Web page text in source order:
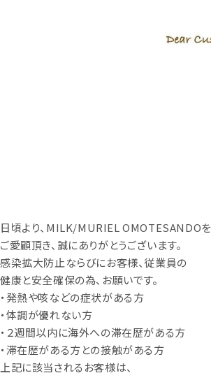
日頃より、MILK/MURIEL OMOTESANDOを
ご愛顧頂き、誠にありがとうございます。
感染拡大防止ならびにお客様、従業員の
健康と安全確保の為、お願いです。
・発熱や咳などの症状がある方
・体調が優れない方
・２週間以内に海外への滞在歴がある方
・滞在歴がある方との接触がある方
上記に該当されるお客様は、